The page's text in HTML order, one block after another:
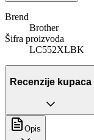
Brend
Brother
Šifra proizvoda
LC552XLBK
Recenzije kupaca
Opis